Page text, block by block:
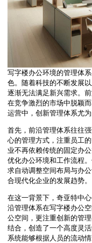
写字楼办公环境的管理体
色。随着科技的不断发展
逐渐无法满足新兴需求。
在竞争激烈的市场中脱颖
运营中，创新管理体系尤为
首先，前沿管理体系往往
心的管理方式，注重员工
业不再依赖传统的固定办
优化办公环境和工作流程
求自动调整空间布局与办
合现代化企业的发展趋势。
在这一背景下，奇亚特中
沿管理体系在写字楼办公
公空间，更注重创新的管
结合，创造了一个高度灵
系统能够根据人员的流动